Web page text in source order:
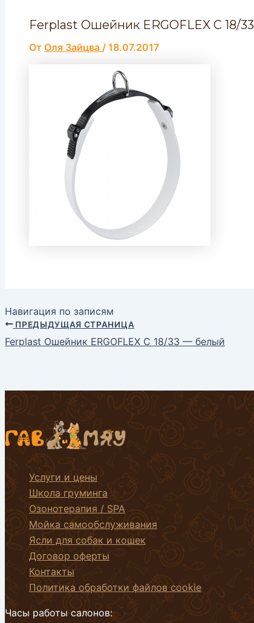
Ferplast Ошейник ERGOFLEX C 18/33
От Оля Зайцва / 18.07.2017
Навигация по записям
ПРЕДЫДУЩАЯ СТРАНИЦА
Ferplast Ошейник ERGOFLEX C 18/33 — белый
Услуги и цены
Школа груминга
Озонотерапия / SPA
Мойка самообслуживания
Ясли для собак и кошек
Договор оферты
Контакты
Политика обработки файлов cookie
Часы работы салонов: